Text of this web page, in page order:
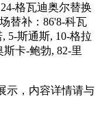
格瓦迪奥尔替换
替补：86'8-科瓦
5-斯通斯, 10-格拉
卡-鲍勃, 82-里
示，内容详情请与